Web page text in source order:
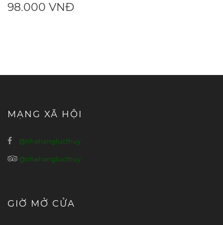
98.000 VNĐ
MẠNG XÃ HỘI
@nhahanglucthuy
@nhahanglucthuy
GIỜ MỞ CỬA